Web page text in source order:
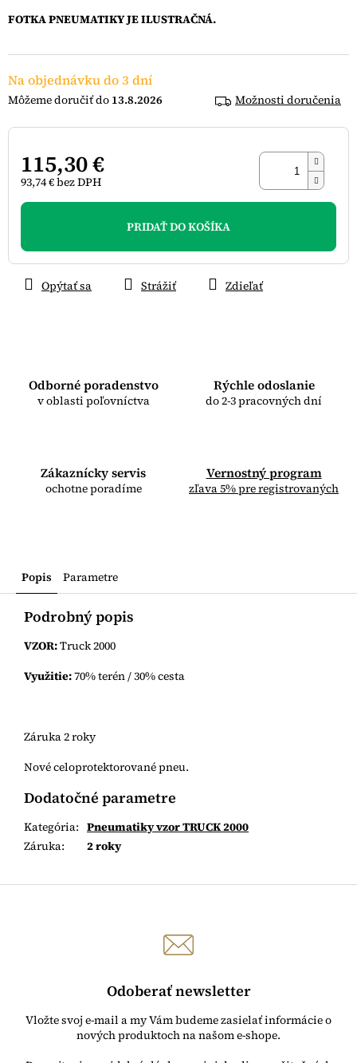
Na objednávku do 3 dní
13.8.2026 Možnosti doručenia
115,30 €
93,74 € bez DPH
Jednotková
PRIDAŤ DO KOŠÍKA
Odborné poradenstvo
v oblasti poľovníctva
Rýchle odoslanie
do 2-3 pracovných dní
Zákaznícky servis
ochotne poradíme
Vernostný program
zľava 5% pre registrovaných
FOTKA PNEUMATIKY JE ILUSTRAČNÁ.
Opýtať sa Strážiť Zdieľať
Popis Parametre
Podrobný popis
VZOR:Truck 2000
Využitie:70% terén / 30% cesta
Záruka 2 roky
Nové celoprotektorované pneu.
Dodatočné parametre
Kategória: Pneumatiky vzor TRUCK 2000
Záruka: 2 roky
Odoberať newsletter
Vložte svoj e-mail a my Vám budeme zasielať informácie o
nových produktoch na našom e-shope.